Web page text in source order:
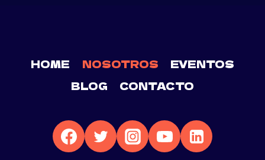
HOME NOSOTROS
EVENTOS
BLOG
CONTACTO